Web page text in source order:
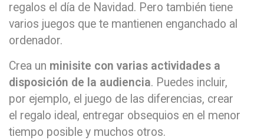
regalos el día de Navidad. Pero también tiene
varios juegos que te mantienen enganchado al
ordenador.
Crea un minisite con varias actividades a
disposición de la audiencia. Puedes incluir,
por ejemplo, el juego de las diferencias, crear
el regalo ideal, entregar obsequios en el menor
tiempo posible y muchos otros.